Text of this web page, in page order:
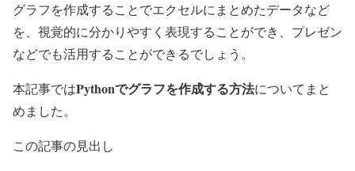
グラフを作成することでエクセルにまとめたデータなど
を、視覚的に分かりやすく表現することができ、プレゼン
などでも活用することができるでしょう。
本記事ではPythonでグラフを作成する方法についてまと
めました。
この記事の見出し